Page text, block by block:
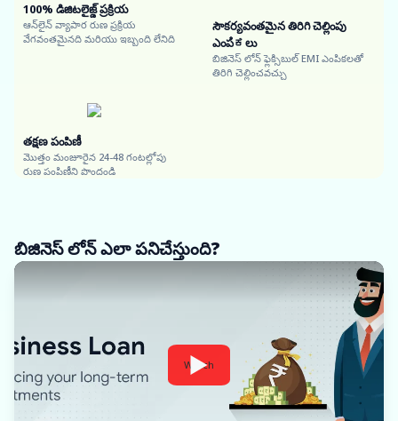
100% డిజిటలైజ్డ్ ప్రక్రియ
ఆన్‌లైన్ వ్యాపార రుణ ప్రక్రియ
వేగవంతమైనది మరియు ఇబ్బంది లేనిది
సౌకర్యవంతమైన తిరిగి చెల్లింపు
ఎంపಿಕలు
బిజినెస్ లోన్ ఫ్లెక్సిబుల్ EMI ఎంపికలతో
తిరిగి చెల్లించవచ్చు
తక్షణ పంపిణీ
మొత్తం మంజూరైన 24-48 గంటల్లోపు
రుణ పంపిణీని పొందండి
బిజినెస్ లోన్ ఎలా పనిచేస్తుంది?
Watch